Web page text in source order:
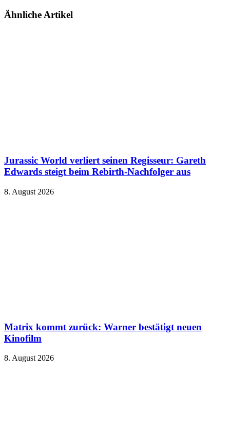
Ähnliche Artikel
Jurassic World verliert seinen Regisseur: Gareth
Edwards steigt beim Rebirth-Nachfolger aus
8. August 2026
Matrix kommt zurück: Warner bestätigt neuen
Kinofilm
8. August 2026